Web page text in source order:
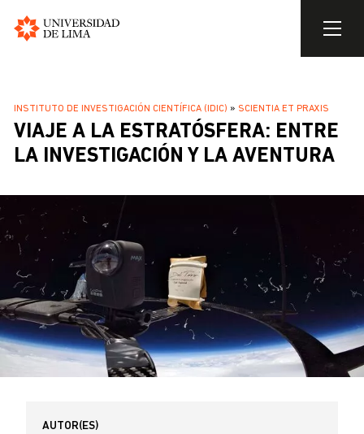
contenido
principal
SOBRESCRIBIR
ENLACES
DE
A
LA
NAVEGACIÓN
INSTITUTO DE INVESTIGACIÓN CIENTÍFICA (IDIC) SCIENTIA ET PRAXIS
VIAJE A LA ESTRATÓSFERA: ENTRE
LA INVESTIGACIÓN Y LA AVENTURA
AUTOR(ES)